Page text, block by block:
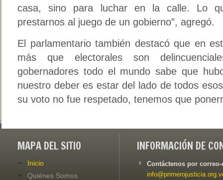
casa, sino para luchar en la calle. Lo
prestarnos al juego de un gobierno”, agregó.
El parlamentario también destacó que en
más que electorales son
gobernadores todo el mundo sabe que
nuestro deber es estar del lado de todos
su voto no fue respetado, tenemos que
MAPA DEL SITIO
Inicio
Quiénes Somos
INFORMACIÓN DE
Contáctenos por